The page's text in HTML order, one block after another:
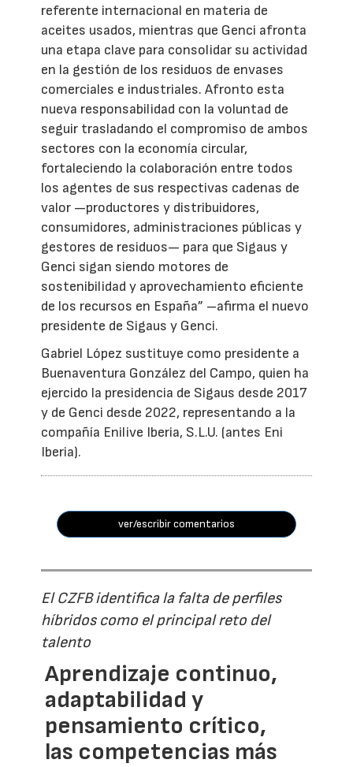
referente internacional en materia de
aceites usados, mientras que Genci afronta
una etapa clave para consolidar su actividad
en la gestión de los residuos de envases
comerciales e industriales. Afronto esta
nueva responsabilidad con la voluntad de
seguir trasladando el compromiso de ambos
sectores con la economía circular,
fortaleciendo la colaboración entre todos
los agentes de sus respectivas cadenas de
valor —productores y distribuidores,
consumidores, administraciones públicas y
gestores de residuos— para que Sigaus y
Genci sigan siendo motores de
sostenibilidad y aprovechamiento eficiente
de los recursos en España” –afirma el nuevo
presidente de Sigaus y Genci.
Gabriel López sustituye como presidente a
Buenaventura González del Campo, quien ha
ejercido la presidencia de Sigaus desde 2017
y de Genci desde 2022, representando a la
compañía Enilive Iberia, S.L.U. (antes Eni
Iberia).
ver/escribir comentarios
El CZFB identifica la falta de perfiles
híbridos como el principal reto del
talento
Aprendizaje continuo,
adaptabilidad y
pensamiento crítico,
las competencias más